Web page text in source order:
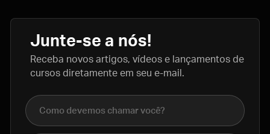
Junte-se a nós!
Receba novos artigos, vídeos e lançamentos de
cursos diretamente em seu e-mail.
Nome completo